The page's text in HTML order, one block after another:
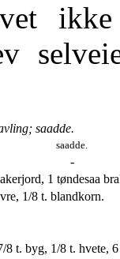
saadde.
saadde.
-
1 tøndesaa
1/8 t. blandkorn.
8 t. byg, 1/8 t. hvete,